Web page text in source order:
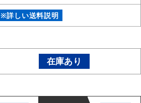
※詳しい送料説明
在庫あり